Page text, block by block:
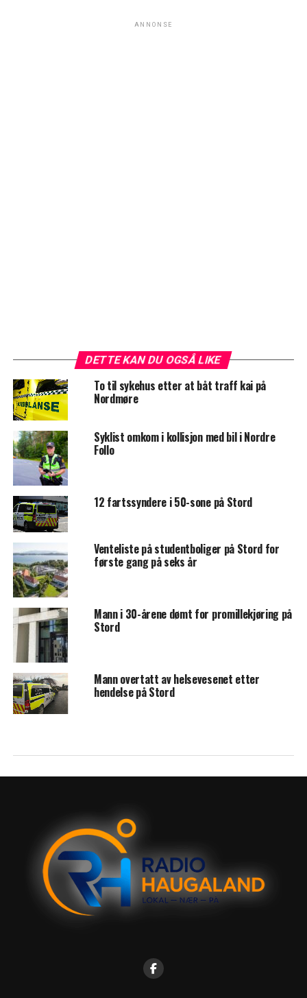
ANNONSE
DETTE KAN DU OGSÅ LIKE
To til sykehus etter at båt traff kai på
Nordmøre
Syklist omkom i kollisjon med bil i Nordre
Follo
12 fartssyndere i 50-sone på Stord
Venteliste på studentboliger på Stord for
første gang på seks år
Mann i 30-årene dømt for promillekjøring på
Stord
Mann overtatt av helsevesenet etter
hendelse på Stord